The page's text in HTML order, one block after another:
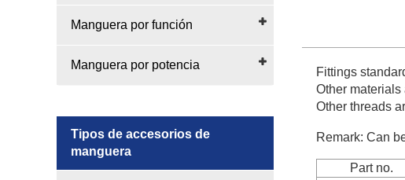
Manguera por función
Manguera por potencia
Tipos de accesorios de
manguera
Fittings
Other
Other threads
Remark: Can
Part no.